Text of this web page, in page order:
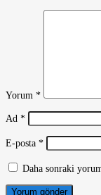
Yorum *
Ad *
E-posta *
Daha sonraki